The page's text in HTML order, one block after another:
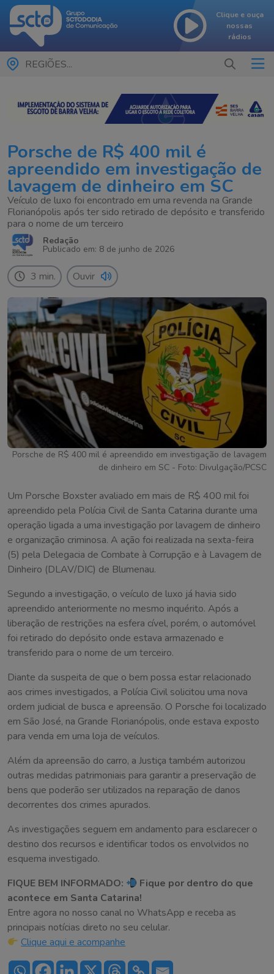
Clique e ouça
nossas
rádios
REGIÕES...
Porsche de R$ 400 mil é
apreendido em investigação de
lavagem de dinheiro em SC
Veículo de luxo foi encontrado em uma revenda na Grande
Florianópolis após ter sido retirado de depósito e transferido
para o nome de um terceiro
Redação
Publicado em: 8 de junho de 2026
3 min. Ouvir
Porsche de R$ 400 mil é apreendido em investigação de lavagem
de dinheiro em SC - Foto: Divulgação/PCSC
Um Porsche Boxster avaliado em mais de R$ 400 mil foi
apreendido pela Polícia Civil de Santa Catarina durante uma
operação ligada a uma investigação por lavagem de dinheiro
e organização criminosa. A ação foi realizada na sexta-feira
(5) pela Delegacia de Combate à Corrupção e à Lavagem de
Dinheiro (DLAV/DIC) de Blumenau.
Segundo a investigação, o veículo de luxo já havia sido
apreendido anteriormente no mesmo inquérito. Após a
liberação de restrições na esfera cível, porém, o automóvel
foi retirado do depósito onde estava armazenado e
transferido para o nome de um terceiro.
Diante da suspeita de que o bem possa estar relacionado
aos crimes investigados, a Polícia Civil solicitou uma nova
ordem judicial de busca e apreensão. O Porsche foi localizado
em São José, na Grande Florianópolis, onde estava exposto
para venda em uma loja de veículos.
Além da apreensão do carro, a Justiça também autorizou
outras medidas patrimoniais para garantir a preservação de
bens que poderão ser utilizados na reparação de danos
decorrentes dos crimes apurados.
As investigações seguem em andamento para esclarecer o
destino dos recursos e identificar todos os envolvidos no
esquema investigado.
FIQUE BEM INFORMADO:
Fique por dentro do que
acontece em Santa Catarina!
Entre agora no nosso canal no WhatsApp e receba as
principais notícias direto no seu celular.
Clique aqui e acompanhe